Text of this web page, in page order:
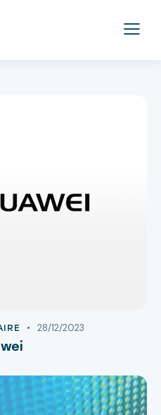
28/12/2023